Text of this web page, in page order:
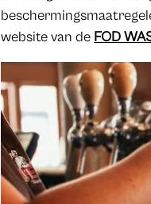
website van de FOD